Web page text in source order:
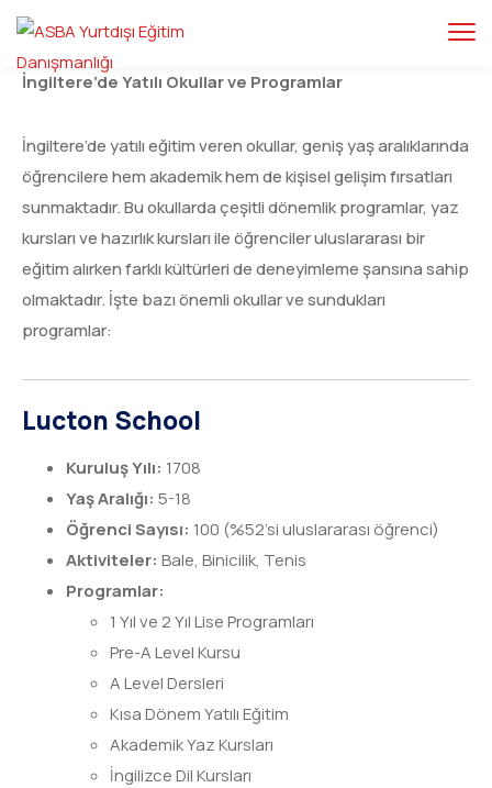
İngiltere’de Yatılı Okullar ve Programlar
İngiltere’de yatılı eğitim veren okullar, geniş yaş aralıklarında
öğrencilere hem akademik hem de kişisel gelişim fırsatları
sunmaktadır. Bu okullarda çeşitli dönemlik programlar, yaz
kursları ve hazırlık kursları ile öğrenciler uluslararası bir
eğitim alırken farklı kültürleri de deneyimleme şansına sahip
olmaktadır. İşte bazı önemli okullar ve sundukları
programlar:
Lucton School
Kuruluş Yılı: 1708
Yaş Aralığı: 5-18
Öğrenci Sayısı: 100 (%52’si uluslararası öğrenci)
Aktiviteler: Bale, Binicilik, Tenis
Programlar:
1 Yıl ve 2 Yıl Lise Programları
Pre-A Level Kursu
A Level Dersleri
Kısa Dönem Yatılı Eğitim
Akademik Yaz Kursları
İngilizce Dil Kursları